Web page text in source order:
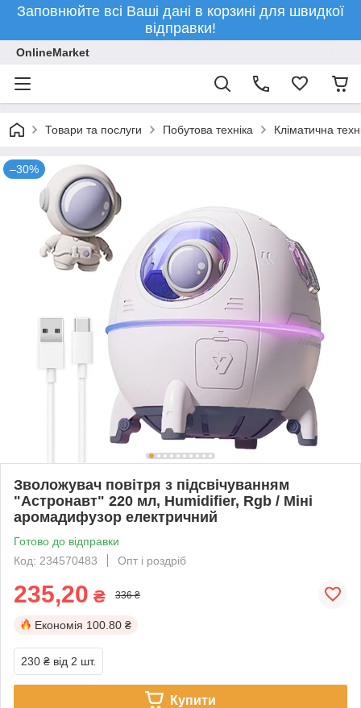
Заповнюйте всі Ваші дані в корзині для швидкої
відправки!
OnlineMarket
Товари та послуги Побутова техніка Кліматична
–30%
Зволожувач повітря з підсвічуванням
"Астронавт" 220 мл, Humidifier, Rgb / Міні
аромадифузор електричний
Готово до відправки
Код: 234570483
Опт і роздріб
235,20 ₴ 336 ₴
Економія 100.80 ₴
230 ₴ від 2 шт.
Купити